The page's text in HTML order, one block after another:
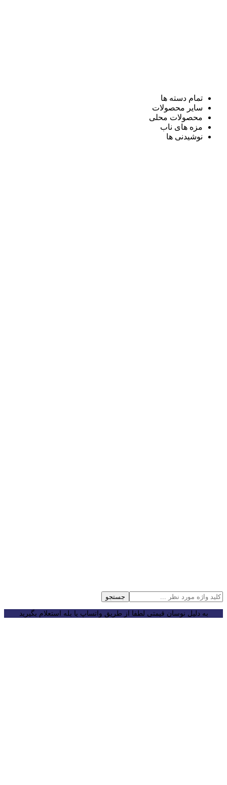
تمام دسته ها
سایر محصولات
محصولات محلی
مزه های ناب
نوشیدنی ها
جستجو
به دلیل نوسان قیمتی لطفا از طریق واتساپ یا بله استعلام بگیرید